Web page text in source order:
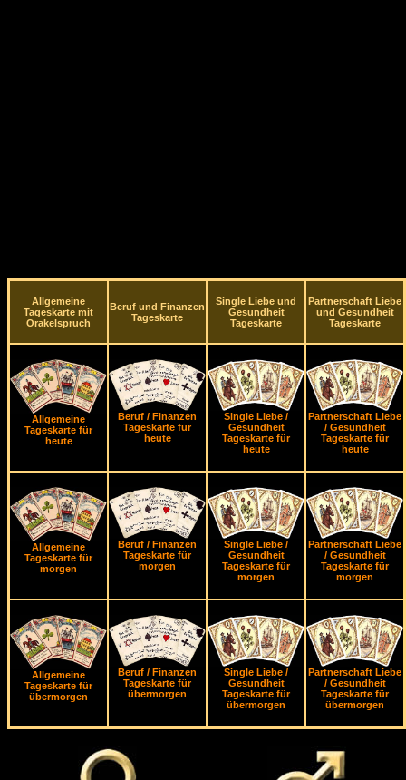
Allgemeine
Tageskarte mit
Orakelspruch
Beruf und Finanzen
Tageskarte
Single Liebe und
Gesundheit
Tageskarte
Partnerschaft Liebe
und Gesundheit
Tageskarte
Allgemeine
Tageskarte für
heute
Beruf / Finanzen
Tageskarte für
heute
Single Liebe /
Gesundheit
Tageskarte für
heute
Partnerschaft Liebe
/ Gesundheit
Tageskarte für
heute
Allgemeine
Tageskarte für
morgen
Beruf / Finanzen
Tageskarte für
morgen
Single Liebe /
Gesundheit
Tageskarte für
morgen
Partnerschaft Liebe
/ Gesundheit
Tageskarte für
morgen
Allgemeine
Tageskarte für
übermorgen
Beruf / Finanzen
Tageskarte für
übermorgen
Single Liebe /
Gesundheit
Tageskarte für
übermorgen
Partnerschaft Liebe
/ Gesundheit
Tageskarte für
übermorgen